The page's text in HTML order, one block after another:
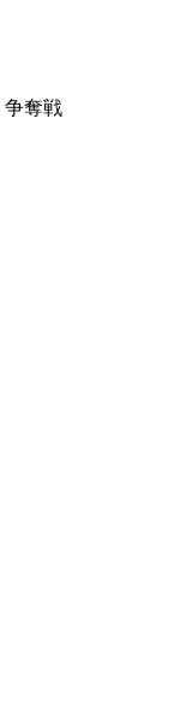
争奪戦